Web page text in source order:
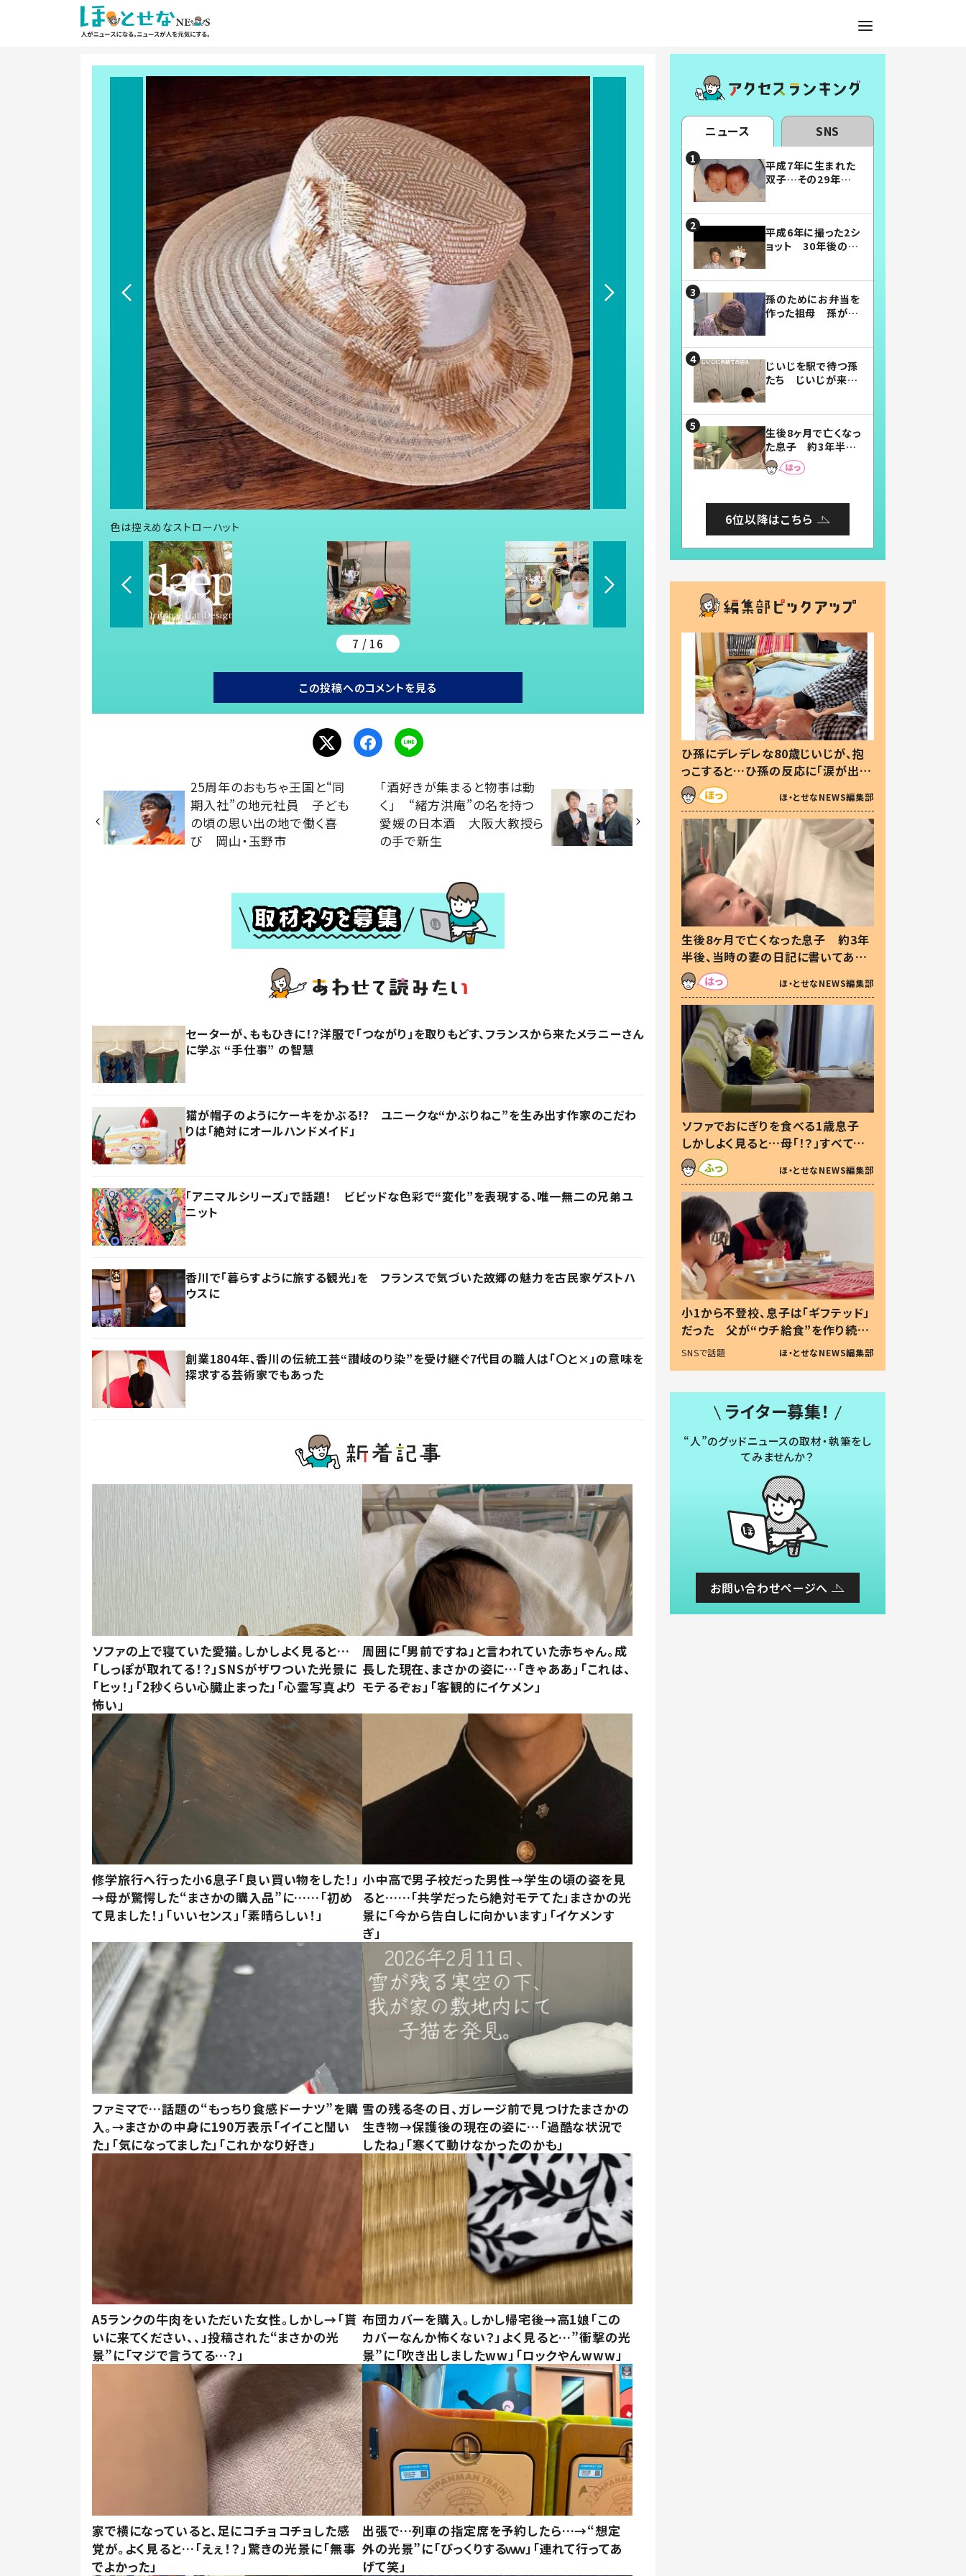
色は控えめなストローハット
7 / 16
この投稿へのコメントを見る
25周年のおもちゃ王国と“同
期入社”の地元社員 子ども
の頃の思い出の地で働く喜
び 岡山・玉野市
「酒好きが集まると物事は動
く」 “緒方洪庵”の名を持つ
愛媛の日本酒 大阪大教授ら
の手で新生
セーターが、ももひきに！？洋服で「つながり」を取りもどす、フランスから来たメラニーさん
に学ぶ “手仕事” の智慧
猫が帽子のようにケーキをかぶる!? ユニークな“かぶりねこ”を生み出す作家のこだわ
りは「絶対にオールハンドメイド」
「アニマルシリーズ」で話題！ ビビッドな色彩で“変化”を表現する、唯一無二の兄弟ユ
ニット
香川で「暮らすように旅する観光」を フランスで気づいた故郷の魅力を古民家ゲストハ
ウスに
創業1804年、香川の伝統工芸“讃岐のり染”を受け継ぐ7代目の職人は「〇と×」の意味を
探求する芸術家でもあった
ソファの上で寝ていた愛猫。しかしよく見ると…
「しっぽが取れてる！？」SNSがザワついた光景に
「ヒッ！」「2秒くらい心臓止まった」「心霊写真より
怖い」
周囲に「男前ですね」と言われていた赤ちゃん。成
長した現在、まさかの姿に…「きゃああ」「これは、
モテるぞぉ」「客観的にイケメン」
修学旅行へ行った小6息子「良い買い物をした！」
→母が驚愕した“まさかの購入品”に……「初め
て見ました！」「いいセンス」「素晴らしい！」
小中高で男子校だった男性→学生の頃の姿を見
ると……「共学だったら絶対モテてた」まさかの光
景に「今から告白しに向かいます」「イケメンす
ぎ」
ファミマで…話題の“もっちり食感ドーナツ”を購
入。→まさかの中身に190万表示「イイこと聞い
た」「気になってました」「これかなり好き」
雪の残る冬の日、ガレージ前で見つけたまさかの
生き物→保護後の現在の姿に…「過酷な状況で
したね」「寒くて動けなかったのかも」
A5ランクの牛肉をいただいた女性。しかし→「貰
いに来てください、、」投稿された“まさかの光
景”に「マジで言うてる…？」
布団カバーを購入。しかし帰宅後→高1娘「この
カバーなんか怖くない？」よく見ると…”衝撃の光
景”に「吹き出しましたww」「ロックやんwww」
家で横になっていると、足にコチョコチョした感
覚が。よく見ると…「えぇ！？」驚きの光景に「無事
でよかった」
出張で…列車の指定席を予約したら…→“想定
外の光景”に「びっくりするｗｗ」「連れて行ってあ
げて笑」
ニュース SNS
平成7年に生まれた
双子…その29年後
平成6年に撮った2シ
ョット 30年後の姿
孫のためにお弁当を
作った祖母 孫が絶
じいじを駅で待つ孫
たち じいじが来た
まらない」「幸せにな
れる」
生後8ヶ月で亡くなっ
た息子 約3年半
後、当時の妻の日記
に書いてあった本音
6位以降はこちら
ひ孫にデレデレな80歳じいじが、抱
っこすると…ひ孫の反応に「涙が出ま
した」「可愛くて仕方ない」
ほ・とせなNEWS編集部
生後8ヶ月で亡くなった息子 約3年
半後、当時の妻の日記に書いてあっ
た本音とは
ほ・とせなNEWS編集部
ソファでおにぎりを食べる1歳息子
しかしよく見ると…母「！？」すべてを
察した母の投稿に「可愛いから許
す！」「現行犯〜」
ほ・とせなNEWS編集部
小1から不登校、息子は「ギフテッド」
だった 父が“ウチ給食”を作り続け
る理由とは #令和の親 #令和の子
SNSで話題 ほ・とせなNEWS編集部
ライター募集！
“人”のグッドニュースの取材・執筆をし
てみませんか？
お問い合わせページへ